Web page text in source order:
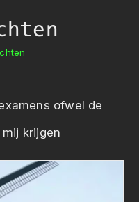
ofwel de
krijgen